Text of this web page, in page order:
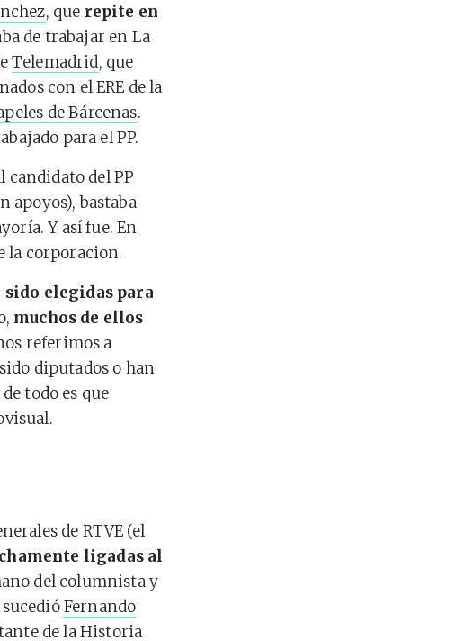
, que repite en
de trabajar en La
Telemadrid, que
con el ERE de la
deBárcenas.
para el PP.
candidato del PP
apoyos), bastaba
Y así fue. En
la corporacion.
sido elegidas para
muchos de ellos
referimos a
diputados o han
todo es que
de RTVE (el
ligadas al
del columnista y
Fernando
de la Historia